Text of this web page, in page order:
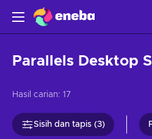
Parallels Desktop
Hasil carian: 17
Sisih dan tapis (3)